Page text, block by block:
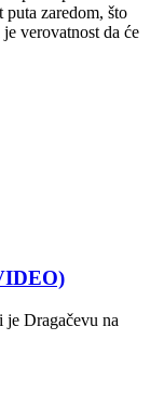
puta zaredom, što
verovatnost da će
Dragačevu na